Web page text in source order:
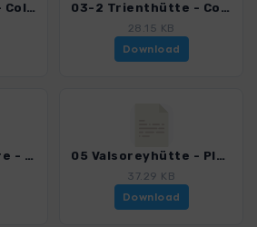
03-1 Trienthütte - Col des Ecandies - Val d'Arpette - Champex.gpx 03-2 Trienthütte - Col d'Orny - Combe d'Orny - Champex.gpx
28.15 KB
Download
04 Bourg-St-Pierre - Valsoreyhütte.gpx 05 Valsoreyhütte - Plateau du Couloir - Durandgletscher - Chanrionhütte.gpx
37.29 KB
Download